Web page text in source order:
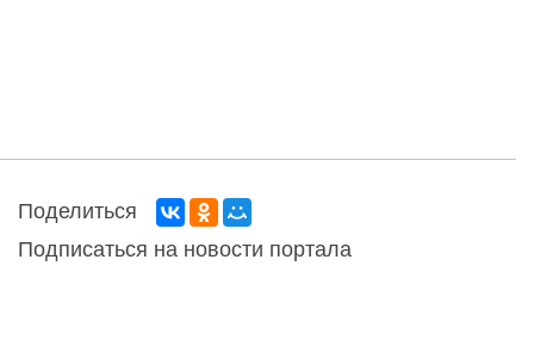
Поделиться
Подписаться на новости портала